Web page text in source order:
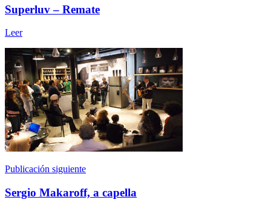
Superluv – Remate
Leer
Publicación siguiente
Sergio Makaroff, a capella